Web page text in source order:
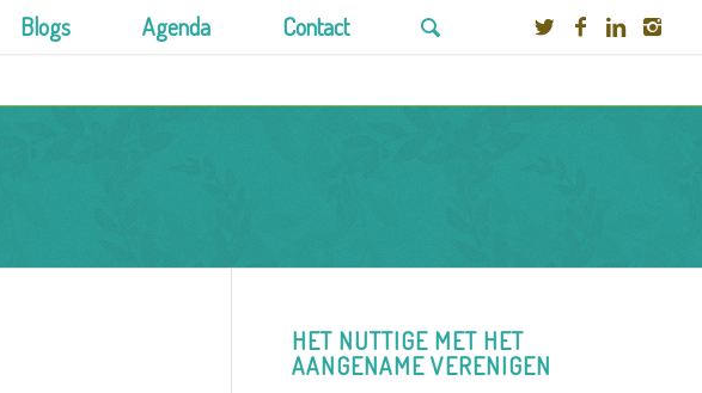
Blogs Agenda Contact
HET NUTTIGE MET HET
AANGENAME VERENIGEN